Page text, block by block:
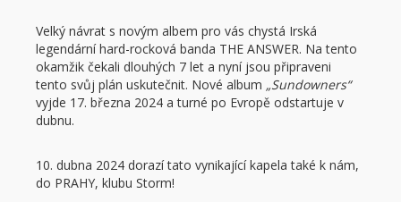
Velký návrat s novým albem pro vás chystá Irská
legendární hard-rocková banda THE ANSWER. Na tento
okamžik čekali dlouhých 7 let a nyní jsou připraveni
tento svůj plán uskutečnit. Nové album „Sundowners“
vyjde 17. března 2024 a turné po Evropě odstartuje v
dubnu.
10. dubna 2024 dorazí tato vynikající kapela také k nám,
do PRAHY, klubu Storm!